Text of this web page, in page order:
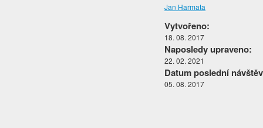
Jan Harmata
Vytvořeno:
18. 08. 2017
Naposledy upraveno:
22. 02. 2021
Datum poslední
05. 08. 2017